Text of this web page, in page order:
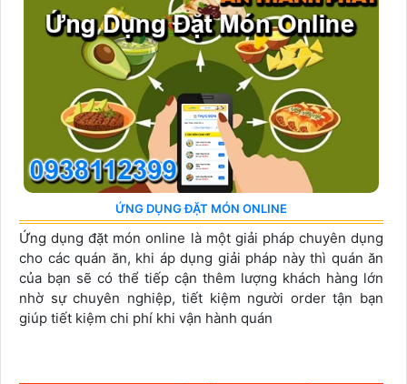
ỨNG DỤNG ĐẶT MÓN ONLINE
Ứng dụng đặt món online là một giải pháp chuyên dụng
cho các quán ăn, khi áp dụng giải pháp này thì quán ăn
của bạn sẽ có thể tiếp cận thêm lượng khách hàng lớn
nhờ sự chuyên nghiệp, tiết kiệm người order tận bạn
giúp tiết kiệm chi phí khi vận hành quán